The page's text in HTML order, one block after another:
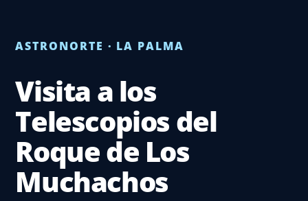
ASTRONORTE · LA PALMA
Visita a los
Telescopios del
Roque de Los
Muchachos